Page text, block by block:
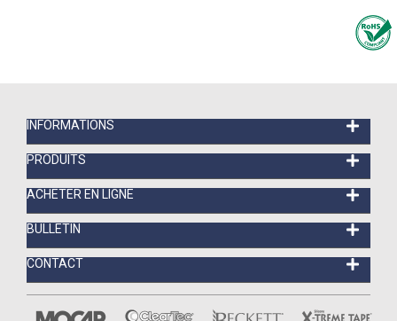
INFORMATIONS
PRODUITS
ACHETER EN LIGNE
BULLETIN
CONTACT